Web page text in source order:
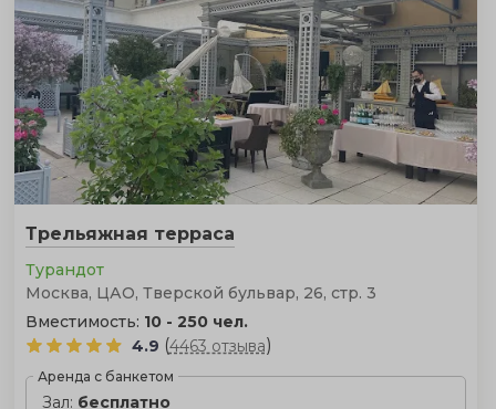
Трельяжная терраса
Турандот
Москва, ЦАО, Тверской бульвар, 26, стр. 3
Вместимость: 10 - 250 чел.
4.9 (4463 отзыва)
Аренда с банкетом
Зал: бесплатно